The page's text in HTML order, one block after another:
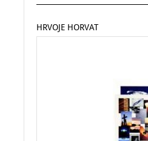
HRVOJE HORVAT